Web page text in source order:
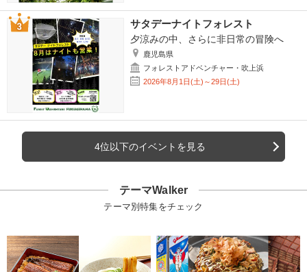
サタデーナイトフォレスト
夕涼みの中、さらに非日常の冒険へ
鹿児島県
フォレストアドベンチャー・吹上浜
2026年8月1日(土)～29日(土)
4位以下のイベントを見る
テーマWalker
テーマ別特集をチェック